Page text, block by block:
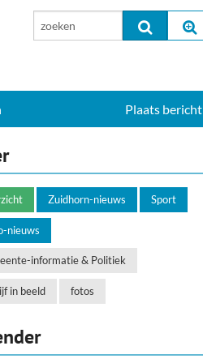
Plaats bericht
Zuidhorn-nieuws Sport
nieuws
informatie & Politiek
in beeld fotos